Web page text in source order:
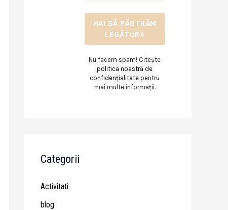
Nu facem spam! Citește
politica noastră de
confidențialitate pentru
mai multe informații.
Categorii
Activitati
blog